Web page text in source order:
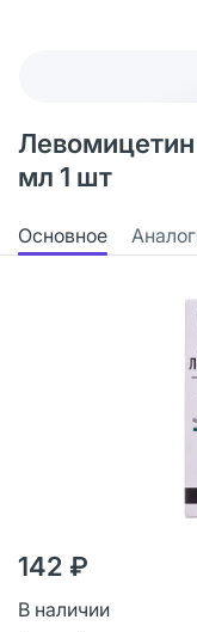
Левомицетин
мл 1 шт
Основное
142 ₽
В наличии